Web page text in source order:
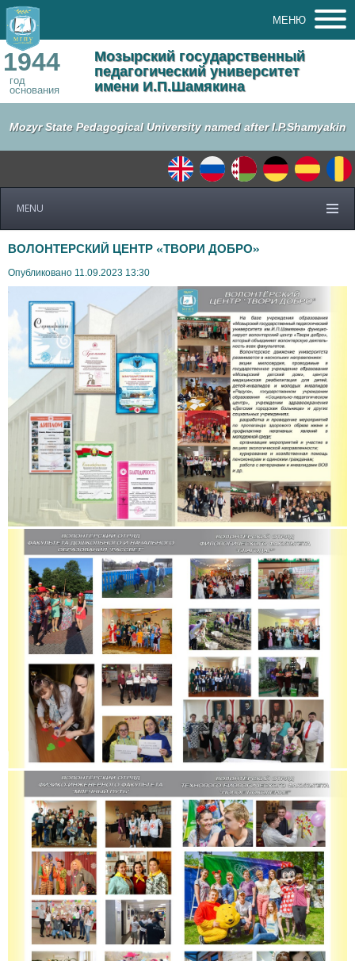
МЕНЮ
1944
год
основания
Мозырский государственный
педагогический университет
имени И.П.Шамякина
Mozyr State Pedagogical University named after I.P.Shamyakin
MENU
ВОЛОНТЕРСКИЙ ЦЕНТР «ТВОРИ ДОБРО»
Опубликовано 11.09.2023 13:30